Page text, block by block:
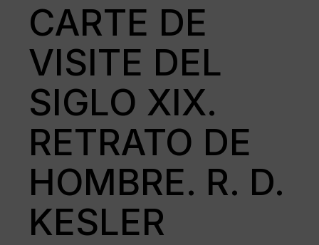
CARTE DE
VISITE DEL
SIGLO XIX.
RETRATO DE
HOMBRE. R. D.
KESLER